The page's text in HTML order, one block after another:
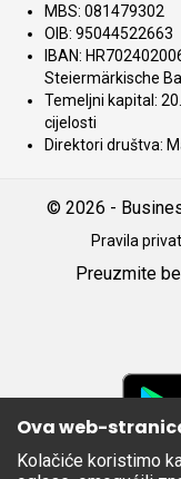
MBS: 081479302
OIB: 95044522663
IBAN:
Steiermärkische
Temeljni kapital:
cijelosti
Direktori društva:
© 2026 -
Pravila
Preuzmite
Apple
Ova web-
Kolačiće koristimo